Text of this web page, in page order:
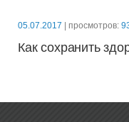
05.07.2017 | просмотров:
Как сохранить